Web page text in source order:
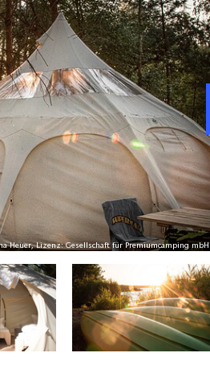
Heuer, Lizenz: Gesellschaft für Premiumcamping mbH